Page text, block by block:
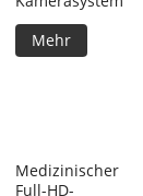
Mehr
Medizinischer
Full-HD-